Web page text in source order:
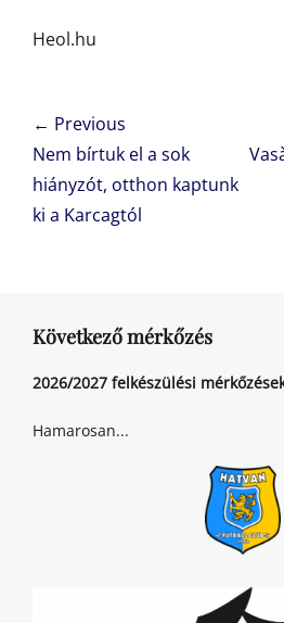
Heol.hu
Bejegyzés
navigáció
← Previous
Previous
post:
Nem bírtuk el a sok
hiányzót, otthon kaptunk
ki a Karcagtól
Next
Következő mérkőzés
2026/2027 felkészülési
Hamarosan...